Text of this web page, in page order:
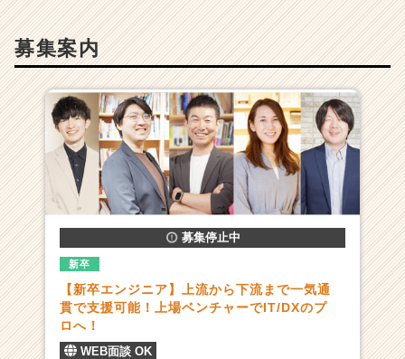
0
人
越
え！
企
業
の
D
X
さ
せ
デ
募集案内
募集停止中
新卒
【新卒エンジニア】上流から下流まで一気通
貫で支援可能！上場ベンチャーでIT/DXのプ
ロへ！
WEB面談 OK